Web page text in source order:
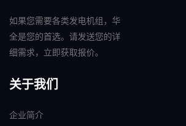
如果您需要各类发电机组，华
全是您的首选。请发送您的详
细需求，立即获取报价。
关于我们
企业简介